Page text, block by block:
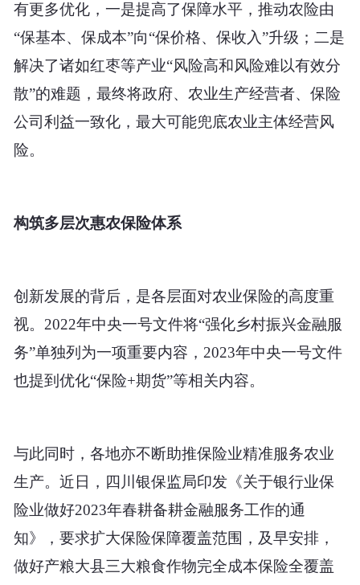
有更多优化，一是提高了保障水平，推动农险由
“保基本、保成本”向“保价格、保收入”升级；二是
解决了诸如红枣等产业“风险高和风险难以有效分
散”的难题，最终将政府、农业生产经营者、保险
公司利益一致化，最大可能兜底农业主体经营风
险。
构筑多层次惠农保险体系
创新发展的背后，是各层面对农业保险的高度重
视。2022年中央一号文件将“强化乡村振兴金融服
务”单独列为一项重要内容，2023年中央一号文件
也提到优化“保险+期货”等相关内容。
与此同时，各地亦不断助推保险业精准服务农业
生产。近日，四川银保监局印发《关于银行业保
险业做好2023年春耕备耕金融服务工作的通
知》，要求扩大保险保障覆盖范围，及早安排，
做好产粮大县三大粮食作物完全成本保险全覆盖